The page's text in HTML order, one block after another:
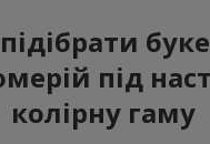
під
колірну гаму